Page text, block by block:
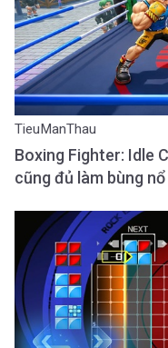
TieuManThau
Boxing Fighter: Idle
cũng đủ làm bùng